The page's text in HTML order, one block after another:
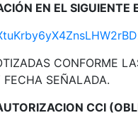
EN EL SIGUIENTE
CONFORME
FECHA SEÑALADA.
CCI